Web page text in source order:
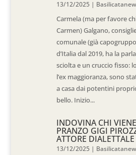
13/12/2025 |
Carmela (ma per favore
Carmen) Galgano,
comunale (già
d’Italia dal 2019, ha la
sciolta e un cruccio fisso:
l’ex maggioranza, sono
a casa dai potentini
bello. Inizio...
INDOVINA CHI
PRANZO GIGI
ATTORE DIALETTALE
13/12/2025 |